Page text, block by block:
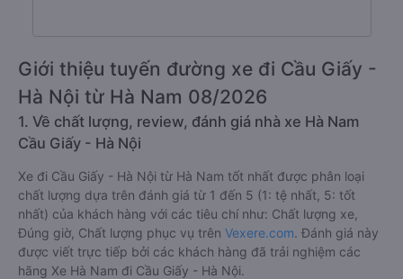
Giới thiệu tuyến đường xe đi Cầu Giấy -
Hà Nội từ Hà Nam 08/2026
1. Về chất lượng, review, đánh giá nhà xe Hà Nam
Cầu Giấy - Hà Nội
Xe đi Cầu Giấy - Hà Nội từ Hà Nam tốt nhất được phân loại
chất lượng dựa trên đánh giá từ 1 đến 5 (1: tệ nhất, 5: tốt
nhất) của khách hàng với các tiêu chí như: Chất lượng xe,
Đúng giờ, Chất lượng phục vụ trên Vexere.com. Đánh giá này
được viết trực tiếp bởi các khách hàng đã trải nghiệm các
hãng Xe Hà Nam đi Cầu Giấy - Hà Nội.